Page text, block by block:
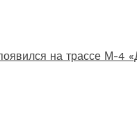
на трассе М-4